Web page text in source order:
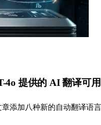
4o 提供的 AI 翻译可用
添加八种新的自动翻译语